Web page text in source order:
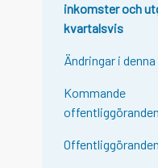
inkomster och
kvartalsvis
Ändringar i
Kommande
offentliggöranden
Offentliggöranden